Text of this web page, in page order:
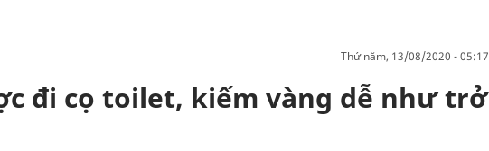
thứ năm, 13/08/2020 - 05:17
đi cọ toilet, kiếm vàng dễ như trở